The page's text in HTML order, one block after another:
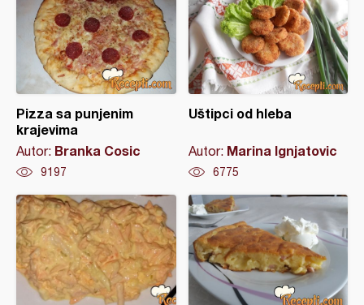
Pizza sa punjenim
krajevima
Autor: Branka Cosic
9197
Uštipci od hleba
Autor: Marina Ignjatovic
6775